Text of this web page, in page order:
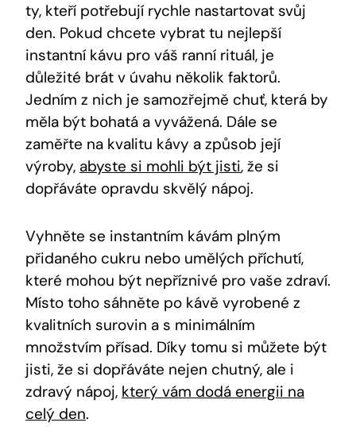
ty, kteří potřebují rychle nastartovat svůj
den. Pokud chcete vybrat tu nejlepší
instantní kávu pro váš ranní rituál, je
důležité brát v úvahu několik faktorů.
Jedním z nich je samozřejmě chuť, která by
měla být bohatá a vyvážená. Dále se
zaměřte na kvalitu kávy a způsob její
výroby, abyste si mohli být jisti, že si
dopřáváte opravdu skvělý nápoj.
Vyhněte se instantním kávám plným
přidaného cukru nebo umělých příchutí,
které mohou být nepříznivé pro vaše zdraví.
Místo toho sáhněte po kávě vyrobené z
kvalitních surovin a s minimálním
množstvím přísad. Díky tomu si můžete být
jisti, že si dopřáváte nejen chutný, ale i
zdravý nápoj, který vám dodá energii na
celý den.